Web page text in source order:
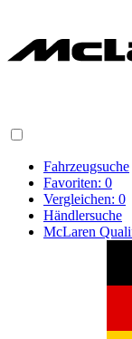
Fahrzeugsuche
Favoriten: 0
Vergleichen: 0
Händlersuche
McLaren